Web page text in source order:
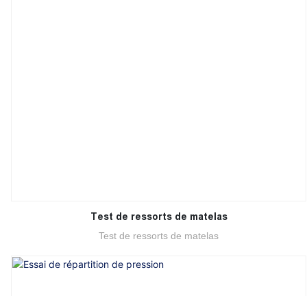
Test de ressorts de matelas
Test de ressorts de matelas